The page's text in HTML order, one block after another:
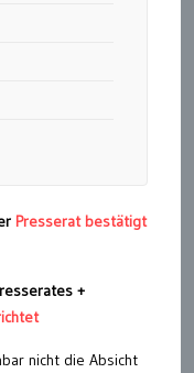
Presserat bestätigt
+
nicht die Absicht